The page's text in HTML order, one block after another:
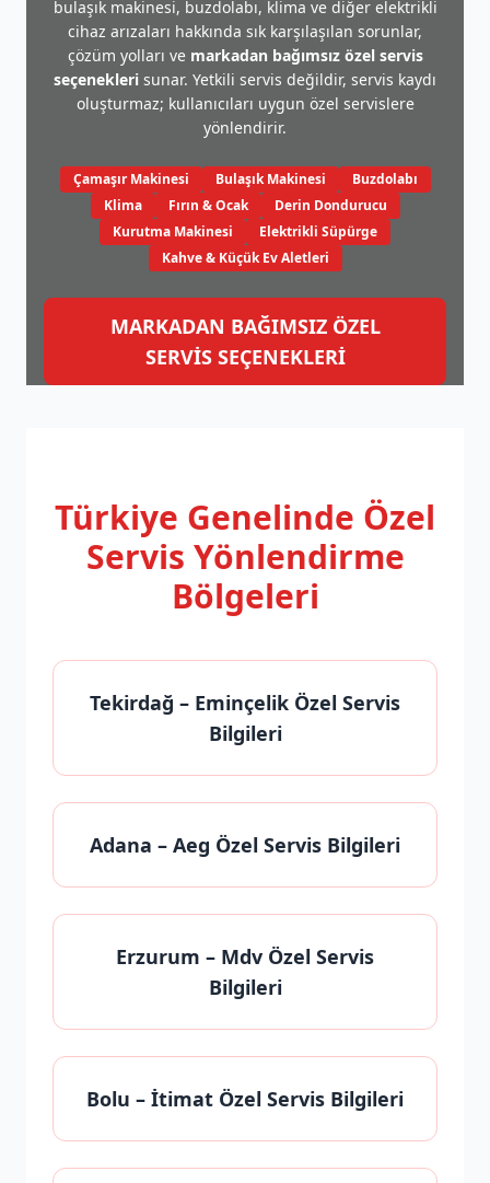
bulaşık makinesi, buzdolabı, klima ve diğer elektrikli
cihaz arızaları hakkında sık karşılaşılan sorunlar,
çözüm yolları ve markadan bağımsız özel servis
seçenekleri sunar. Yetkili servis değildir, servis kaydı
oluşturmaz; kullanıcıları uygun özel servislere
yönlendirir.
Çamaşır Makinesi Bulaşık Makinesi
Buzdolabı
Klima
Fırın & Ocak
Derin Dondurucu
Kurutma Makinesi
Elektrikli Süpürge
Kahve & Küçük Ev Aletleri
MARKADAN BAĞIMSIZ ÖZEL
SERVİS SEÇENEKLERİ
Türkiye Genelinde Özel
Servis Yönlendirme
Bölgeleri
Tekirdağ – Eminçelik Özel Servis
Bilgileri
Adana – Aeg Özel Servis Bilgileri
Erzurum – Mdv Özel Servis
Bilgileri
Bolu – İtimat Özel Servis Bilgileri